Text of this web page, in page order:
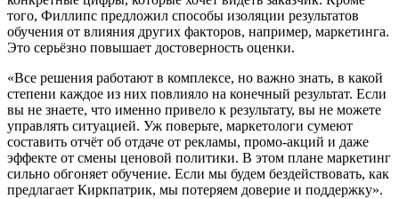
того, Филлипс предложил способы изоляции результатов
обучения от влияния других факторов, например, маркетинга.
Это серьёзно повышает достоверность оценки.
«Все решения работают в комплексе, но важно знать, в какой
степени каждое из них повлияло на конечный результат. Если
вы не знаете, что именно привело к результату, вы не можете
управлять ситуацией. Уж поверьте, маркетологи сумеют
составить отчёт об отдаче от рекламы, промо-акций и даже
эффекте от смены ценовой политики. В этом плане маркетинг
сильно обгоняет обучение. Если мы будем бездействовать, как
предлагает Киркпатрик, мы потеряем доверие и поддержку».